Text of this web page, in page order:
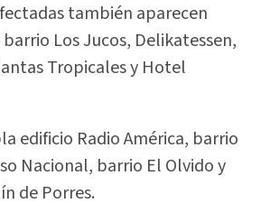
también aparecen
Los Jucos, Delikatessen,
Tropicales y Hotel
edificio Radio América, barrio
Nacional, barrio El Olvido y
de Porres.